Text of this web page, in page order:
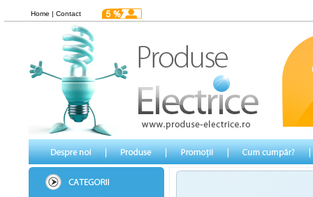
Home | Contact